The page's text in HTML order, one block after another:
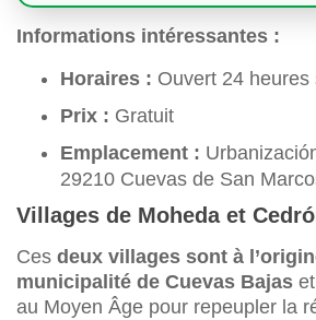
Informations intéressantes :
Horaires : Ouvert 24 heures
Prix : Gratuit
Emplacement :
29210 Cuevas de San
Villages de Moheda et
Ces deux villages sont à
municipalité de Cuevas Bajas
au Moyen Âge pour repeupler la